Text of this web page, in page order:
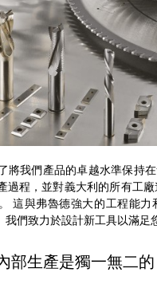
將我們產品的卓越水準保持
過程，並對義大利的所有工
這與弗魯德強大的工程能
我們致力於設計新工具以滿
部生產是獨一無二的